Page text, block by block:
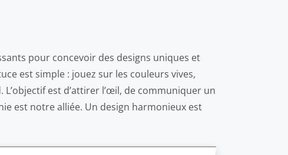
pour concevoir des designs uniques et
est simple : jouez sur les couleurs vives,
est d’attirer l’œil, de communiquer un
est notre alliée. Un design harmonieux est